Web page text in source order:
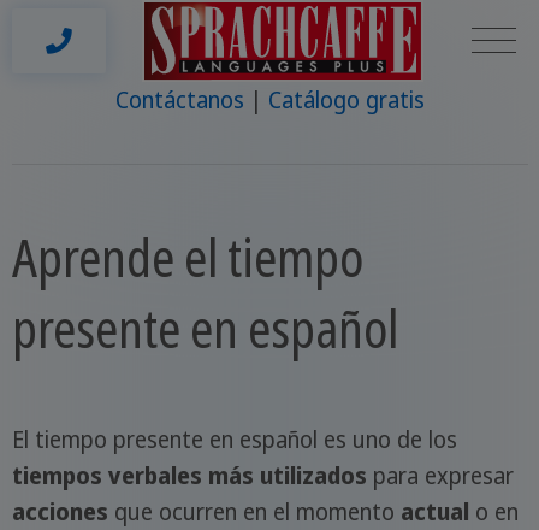
Contáctanos Catálogo gratis
Aprende el tiempo
presente en español
El tiempo presente en español es uno de los
tiempos verbales más utilizados para expresar
acciones que ocurren en el momento actual o en